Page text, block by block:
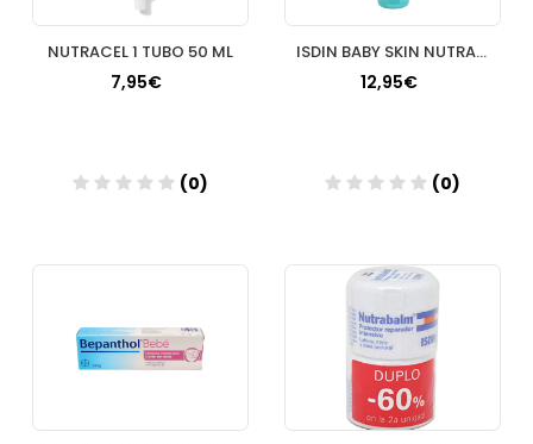
NUTRACEL 1 TUBO 50 ML
7,95€
(0)
ISDIN BABY SKIN NUTRAISDIN NAPPY 250 ML
12,95€
(0)
Añadir